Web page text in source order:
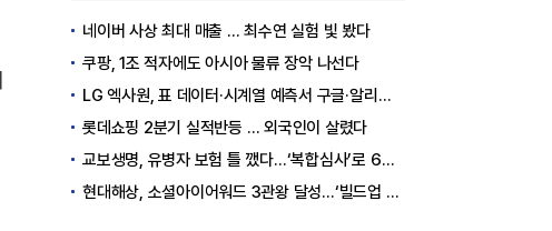
네이버 사상 최대 매출 … 최수연 실험 빛 봤다
쿠팡, 1조 적자에도 아시아 물류 장악 나선다
LG 엑사원, 표 데이터·시계열 예측서 구글·알리바바 제쳤다
롯데쇼핑 2분기 실적반등 … 외국인이 살렸다
교보생명, 유병자 보험 틀 깼다…‘복합심사’로 6개월 독점권 획득
현대해상, 소셜아이어워드 3관왕 달성…‘빌드업 육아’ 소통 결실